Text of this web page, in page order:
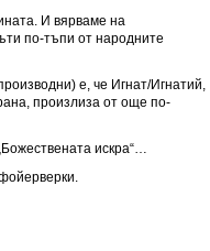
И вярваме на
по-тъпи от народните
е, че Игнат/Игнатий,
произлиза от още по-
искра“…